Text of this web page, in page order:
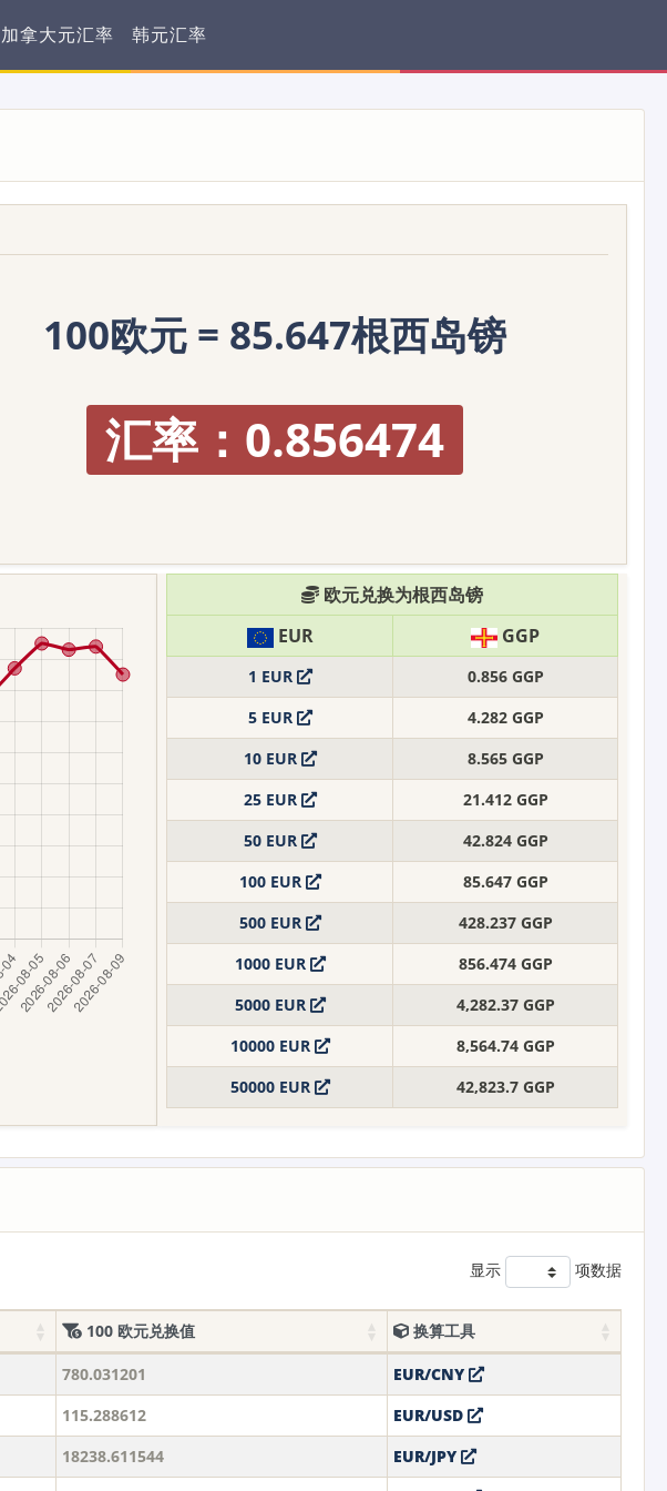
加拿大元汇率 韩元汇率
100欧元 = 85.647根西岛镑
汇率：0.856474
欧元兑换为根西岛镑
EUR
GGP
1 EUR
0.856 GGP
5 EUR
4.282 GGP
10 EUR
8.565 GGP
25 EUR
21.412 GGP
50 EUR
42.824 GGP
100 EUR
85.647 GGP
500 EUR
428.237 GGP
1000 EUR
856.474 GGP
5000 EUR
4,282.37 GGP
10000 EUR
8,564.74 GGP
50000 EUR
42,823.7 GGP
显示 项数据
100 欧元兑换值 换算工具
780.031201
EUR/CNY
115.288612
EUR/USD
18238.611544
EUR/JPY